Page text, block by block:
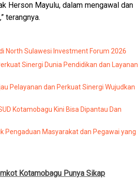
Herson Mayulu, dalam mengawal dan
terangnya.
North Sulawesi Investment Forum 2026
Sinergi Dunia Pendidikan dan Layanan
Pelayanan dan Perkuat Sinergi Wujudkan
Kotamobagu Kini Bisa Dipantau Dan
Pengaduan Masyarakat dan Pegawai yang
Kotamobagu Punya Sikap